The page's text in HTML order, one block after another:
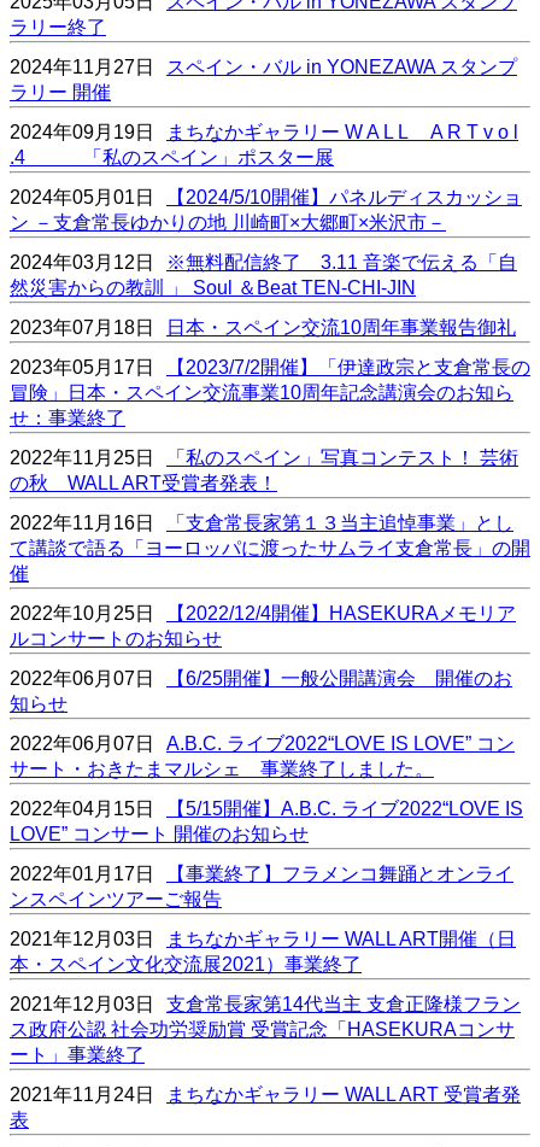
ラリー終了
2024年11月27日
スペイン・バル in YONEZAWA スタンプ
ラリー 開催
2024年09月19日
まちなかギャラリー W A L L A R T v o l
.4 「私のスペイン」ポスター展
2024年05月01日
【2024/5/10開催】パネルディスカッショ
ン －支倉常長ゆかりの地 川崎町×大郷町×米沢市－
2024年03月12日
※無料配信終了 3.11 音楽で伝える「自
然災害からの教訓 」 Soul ＆Beat TEN-CHI-JIN
2023年07月18日
日本・スペイン交流10周年事業報告御礼
2023年05月17日
【2023/7/2開催】「伊達政宗と支倉常長の
冒険」日本・スペイン交流事業10周年記念講演会のお知ら
せ：事業終了
2022年11月25日
「私のスペイン」写真コンテスト！ 芸術
の秋 WALL ART受賞者発表！
2022年11月16日
「支倉常長家第１３当主追悼事業」とし
て講談で語る「ヨーロッパに渡ったサムライ支倉常長」の開
催
2022年10月25日
【2022/12/4開催】HASEKURAメモリア
ルコンサートのお知らせ
2022年06月07日
【6/25開催】一般公開講演会 開催のお
知らせ
2022年06月07日
A.B.C. ライブ2022“LOVE IS LOVE” コン
サート・おきたまマルシェ 事業終了しました。
2022年04月15日
【5/15開催】A.B.C. ライブ2022“LOVE IS
LOVE” コンサート 開催のお知らせ
2022年01月17日
【事業終了】フラメンコ舞踊とオンライ
ンスペインツアーご報告
2021年12月03日
まちなかギャラリー WALL ART開催（日
本・スペイン文化交流展2021）事業終了
2021年12月03日
支倉常長家第14代当主 支倉正隆様フラン
ス政府公認 社会功労奨励賞 受賞記念「HASEKURAコンサ
ート」事業終了
2021年11月24日
まちなかギャラリー WALL ART 受賞者発
表